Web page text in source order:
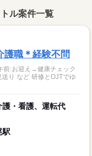
ル案件一覧
護職＊経験不問
前:お迎え→健康チェック
り など 研修とOJTでゆ
護・看護、運転代
駅